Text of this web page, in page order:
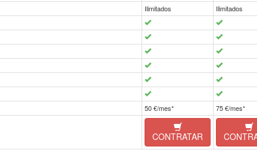
Ilimitados Ilimitados
50 €/mes* 75 €/mes*
CONTRATAR